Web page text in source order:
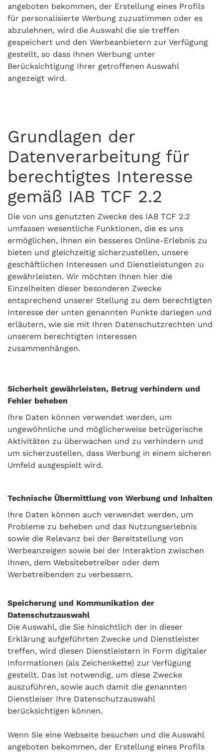
angeboten bekommen, der Erstellung eines Profils
für personalisierte Werbung zuzustimmen oder es
abzulehnen, wird die Auswahl die sie treffen
gespeichert und den Werbeanbietern zur Verfügung
gestellt, so dass Ihnen Werbung unter
Berücksichtigung Ihrer getroffenen Auswahl
angezeigt wird.
Grundlagen der
Datenverarbeitung für
berechtigtes Interesse
gemäß IAB TCF 2.2
Die von uns genutzten Zwecke des IAB TCF 2.2
umfassen wesentliche Funktionen, die es uns
ermöglichen, Ihnen ein besseres Online-Erlebnis zu
bieten und gleichzeitig sicherzustellen, unsere
geschäftlichen Interessen und Dienstleistungen zu
gewährleisten. Wir möchten Ihnen hier die
Einzelheiten dieser besonderen Zwecke
entsprechend unserer Stellung zu dem berechtigten
Interesse der unten genannten Punkte darlegen und
erläutern, wie sie mit Ihren Datenschutzrechten und
unserem berechtigten Interessen
zusammenhängen.
Sicherheit gewährleisten, Betrug verhindern und
Fehler beheben
Ihre Daten können verwendet werden, um
ungewöhnliche und möglicherweise betrügerische
Aktivitäten zu überwachen und zu verhindern und
um sicherzustellen, dass Werbung in einem sicheren
Umfeld ausgespielt wird.
Technische Übermittlung von Werbung und Inhalten
Ihre Daten können auch verwendet werden, um
Probleme zu beheben und das Nutzungserlebnis
sowie die Relevanz bei der Bereitstellung von
Werbeanzeigen sowie bei der Interaktion zwischen
Ihnen, dem Websitebetreiber oder dem
Werbetreibenden zu verbessern.
Speicherung und Kommunikation der
Datenschutzauswahl
Die Auswahl, die Sie hinsichtlich der in dieser
Erklärung aufgeführten Zwecke und Dienstleister
treffen, wird diesen Dienstleistern in Form digitaler
Informationen (als Zeichenkette) zur Verfügung
gestellt. Das ist notwendig, um diese Zwecke
auszuführen, sowie auch damit die genannten
Dienstleiser Ihre Datenschutzauswahl
berücksichtigen können.
Wenn Sie eine Webseite besuchen und die Auswahl
angeboten bekommen, der Erstellung eines Profils